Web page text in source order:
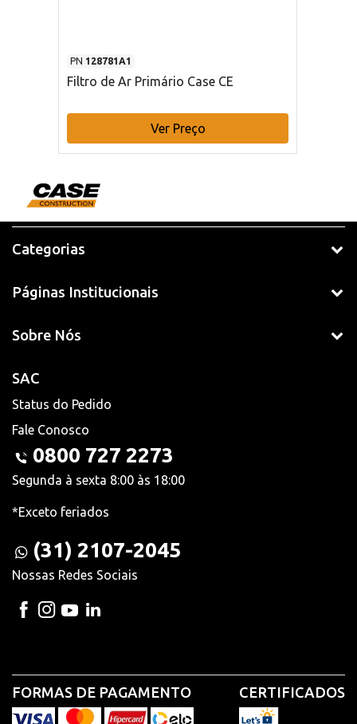
PN 128781A1
Filtro de Ar Primário Case CE
Ver Preço
Categorias
Páginas Institucionais
Sobre Nós
SAC
Status do Pedido
Fale Conosco
0800 727 2273
Segunda à sexta 8:00 às 18:00
*Exceto feriados
(31) 2107-2045
Nossas Redes Sociais
FORMAS DE PAGAMENTO CERTIFICADOS